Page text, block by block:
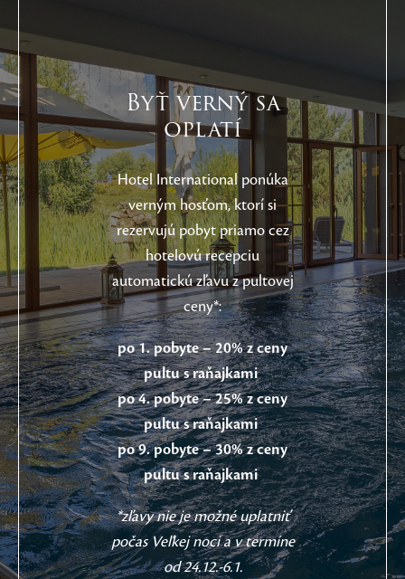
Byť verný sa
oplatí
Hotel International ponúka
verným hosťom, ktorí si
rezervujú pobyt priamo cez
hotelovú recepciu
automatickú zľavu z pultovej
ceny*:
po 1. pobyte – 20% z ceny
pultu s raňajkami
po 4. pobyte – 25% z ceny
pultu s raňajkami
po 9. pobyte – 30% z ceny
pultu s raňajkami
*zľavy nie je možné uplatniť
počas Veľkej noci a v termíne
od 24.12.-6.1.